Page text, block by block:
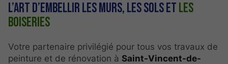
L’art d’embellir les murs, les sols etles
boiseries
Votre partenaire privilégié pour tous vos travaux de
peinture et de rénovation à Saint-Vincent-de-